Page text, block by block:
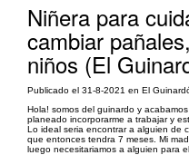
Niñera para
cambiar
niños (El
Publicado el 31-8-2021 en El
Hola! somos del guinardo y
planeado incorporarme a trabajar y
Lo ideal seria encontrar a alguien de
que entonces tendra 7 meses. Mi
luego necesitariamos a alguien para